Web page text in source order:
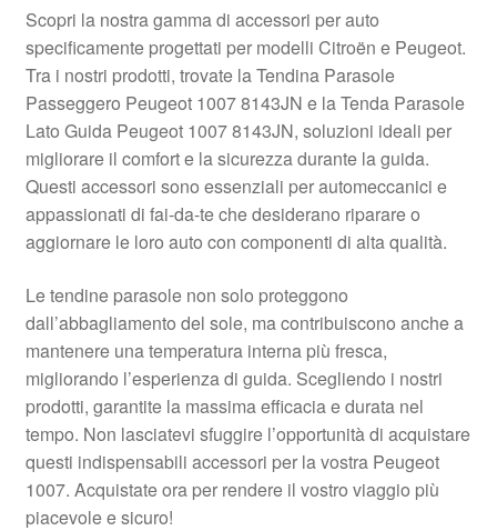
Il mio account
Pagamenti
Politica sulla riservatezza
Procedura di Reclamo
Registratore di cassa
Rimostranza
Spedizione in tutto il mondo
Termini e condizioni
Scopri la nostra gamma di accessori per auto
specificamente progettati per modelli Citroën e Peugeot.
Tra i nostri prodotti, trovate la Tendina Parasole
Passeggero Peugeot 1007 8143JN e la Tenda Parasole
Lato Guida Peugeot 1007 8143JN, soluzioni ideali per
migliorare il comfort e la sicurezza durante la guida.
Questi accessori sono essenziali per automeccanici e
appassionati di fai-da-te che desiderano riparare o
aggiornare le loro auto con componenti di alta qualità.
Le tendine parasole non solo proteggono
dall’abbagliamento del sole, ma contribuiscono anche a
mantenere una temperatura interna più fresca,
migliorando l’esperienza di guida. Scegliendo i nostri
prodotti, garantite la massima efficacia e durata nel
tempo. Non lasciatevi sfuggire l’opportunità di acquistare
questi indispensabili accessori per la vostra Peugeot
1007. Acquistate ora per rendere il vostro viaggio più
piacevole e sicuro!